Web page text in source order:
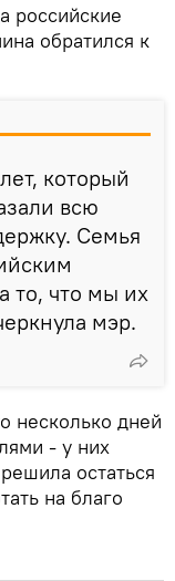
российские
обратился к
который
всю
Семья
то, что мы их
мэр.
несколько дней
- у них
остаться
на благо